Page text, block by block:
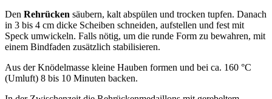
Den Rehrücken säubern, kalt abspülen und trocken tupfen. Danach
in 3 bis 4 cm dicke Scheiben schneiden, aufstellen und fest mit
Speck umwickeln. Falls nötig, um die runde Form zu bewahren, mit
einem Bindfaden zusätzlich stabilisieren.
Aus der Knödelmasse kleine Hauben formen und bei ca. 160 °C
(Umluft) 8 bis 10 Minuten backen.